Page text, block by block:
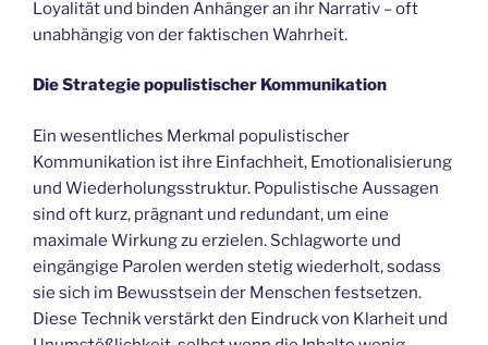
Loyalität und binden Anhänger an ihr Narrativ – oft
unabhängig von der faktischen Wahrheit.
Die Strategie populistischer Kommunikation
Ein wesentliches Merkmal populistischer
Kommunikation ist ihre Einfachheit, Emotionalisierung
und Wiederholungsstruktur. Populistische Aussagen
sind oft kurz, prägnant und redundant, um eine
maximale Wirkung zu erzielen. Schlagworte und
eingängige Parolen werden stetig wiederholt, sodass
sie sich im Bewusstsein der Menschen festsetzen.
Diese Technik verstärkt den Eindruck von Klarheit und